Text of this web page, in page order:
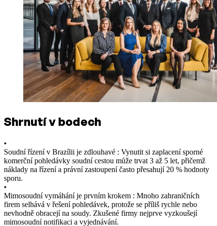
Shrnutí v bodech
•
Soudní řízení v Brazílii je zdlouhavé : Vynutit si zaplacení sporné
komerční pohledávky soudní cestou může trvat 3 až 5 let, přičemž
náklady na řízení a právní zastoupení často přesahují 20 % hodnoty
sporu.
•
Mimosoudní vymáhání je prvním krokem : Mnoho zahraničních
firem selhává v řešení pohledávek, protože se příliš rychle nebo
nevhodně obracejí na soudy. Zkušené firmy nejprve vyzkoušejí
mimosoudní notifikaci a vyjednávání.